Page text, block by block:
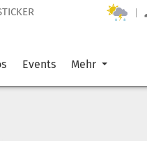
|
Events Mehr